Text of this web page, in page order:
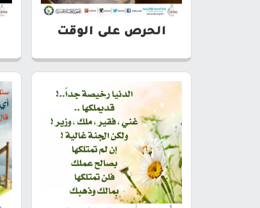
الحرص على الوقت